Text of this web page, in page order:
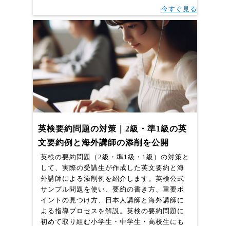
今すぐ見る
英検要約問題の対策｜2級・準1級の英
文要約例と海外講師の添削を公開
英検の要約問題（2級・準1級・1級）の対策と
して、実際の受講生が作成した英文要約と海
外講師による添削例を紹介します。英検公式
サンプル問題を使い、要約の書き方、重要ポ
イントの見つけ方、日本人講師と海外講師に
よる指導プロセスを解説。英検の要約問題に
初めて取り組む小学生・中学生・高校生にも